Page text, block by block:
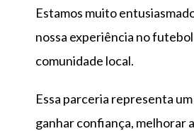
Estamos muito
nossa experiência no
comunidade local.
Essa parceria representa
ganhar confiança, melhorar